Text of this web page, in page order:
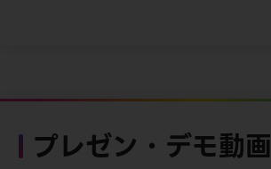
プレゼン・デモ動画